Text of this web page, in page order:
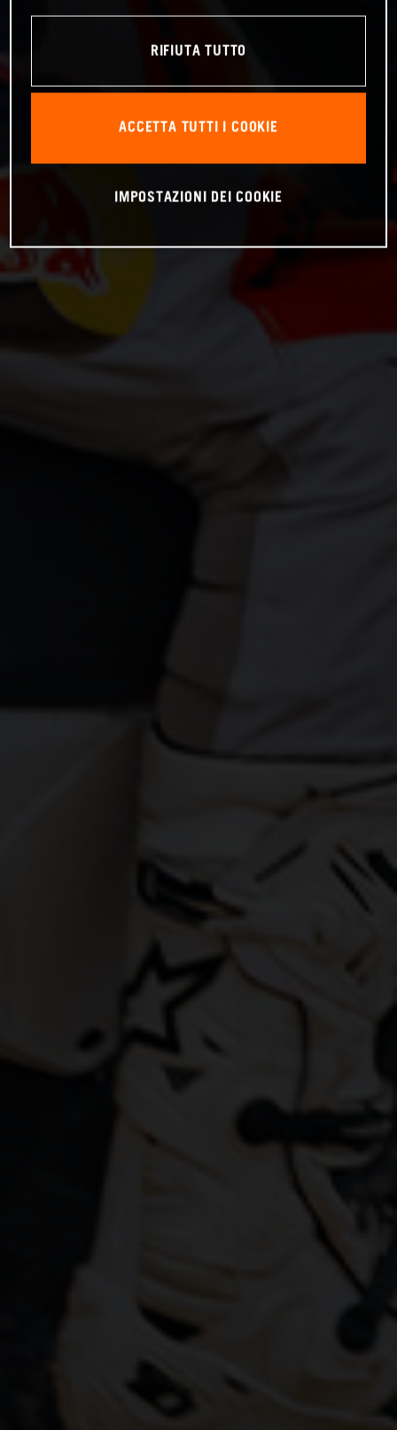
RIFIUTA TUTTO
ACCETTA TUTTI I COOKIE
IMPOSTAZIONI DEI COOKIE